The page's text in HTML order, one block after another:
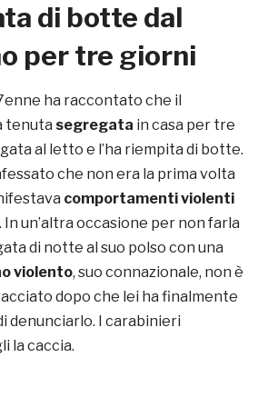
di botte dal
per tre giorni
ha raccontato che il
tenuta segregata in casa per tre
al letto e l’ha riempita di botte.
che non era la prima volta
comportamenti violenti
un’altra occasione per non farla
di notte al suo polso con una
violento, suo connazionale, non è
dopo che lei ha finalmente
denunciarlo. I carabinieri
la caccia.